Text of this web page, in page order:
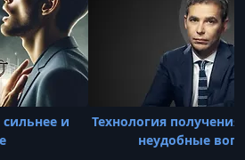
и
Технология получения
неудобные